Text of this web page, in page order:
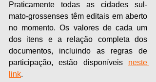
Praticamente todas as cidades sul-
mato-grossenses têm editais em aberto
no momento. Os valores de cada um
dos itens e a relação completa dos
documentos, incluindo as regras de
participação, estão disponíveis neste
link.